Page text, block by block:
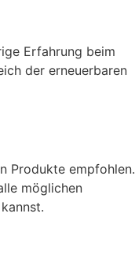
Erfahrung beim
der erneuerbaren
Produkte empfohlen.
möglichen